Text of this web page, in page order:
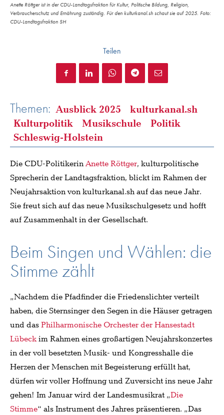
Anette Röttger ist in der CDU-Landtagsfraktion für Kultur, Politische Bildung, Religion,
Verbraucherschutz und Ernährung zuständig. Für den kulturkanal.sh schaut sie auf 2025. Foto:
CDU-Landtagsfraktion SH
Teilen
Themen: Ausblick 2025
kulturkanal.sh
Kulturpolitik
Musikschule
Politik
Schleswig-Holstein
Die CDU-PolitikerinAnette Röttger, kulturpolitische
Sprecherin der Landtagsfraktion, blickt im Rahmen der
Neujahrsaktion von kulturkanal.sh auf das neue Jahr.
Sie freut sich auf das neue Musikschulgesetz und hofft
auf Zusammenhalt in der Gesellschaft.
Beim Singen und Wählen: die
Stimme zählt
„Nachdem die Pfadfinder die Friedenslichter verteilt
haben, die Sternsinger den Segen in die Häuser getragen
und dasPhilharmonische Orchester der Hansestadt
Lübeckim Rahmen eines großartigen Neujahrskonzertes
in der voll besetzten Musik- und Kongresshalle die
Herzen der Menschen mit Begeisterung erfüllt hat,
dürfen wir voller Hoffnung und Zuversicht ins neue Jahr
gehen! Im Januar wird der Landesmusikrat „Die
Stimme“ als Instrument des Jahres präsentieren. „Das